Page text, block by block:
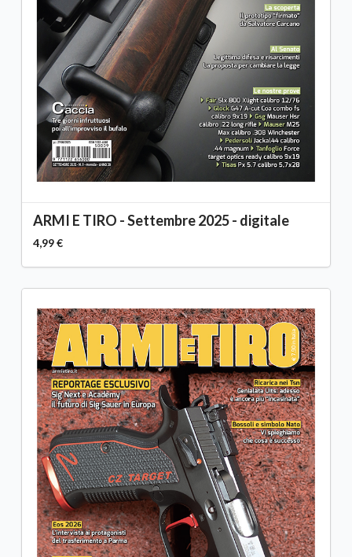
ARMI E TIRO - Settembre 2025 - digitale
4,99 €